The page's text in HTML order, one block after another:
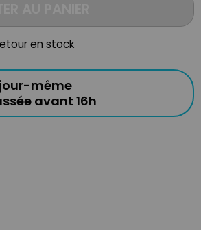
en stock
même
avant 16h